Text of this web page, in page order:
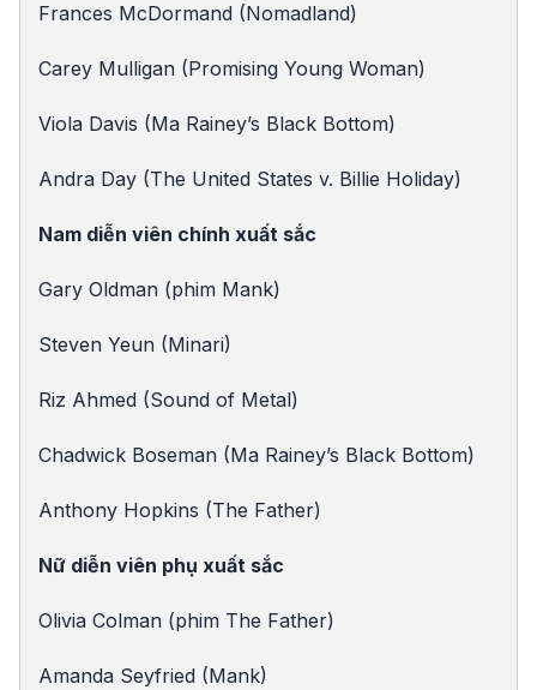
Frances McDormand (Nomadland)
Carey Mulligan (Promising Young Woman)
Viola Davis (Ma Rainey’s Black Bottom)
Andra Day (The United States v. Billie Holiday)
Nam diễn viên chính xuất sắc
Gary Oldman (phim Mank)
Steven Yeun (Minari)
Riz Ahmed (Sound of Metal)
Chadwick Boseman (Ma Rainey’s Black Bottom)
Anthony Hopkins (The Father)
Nữ diễn viên phụ xuất sắc
Olivia Colman (phim The Father)
Amanda Seyfried (Mank)